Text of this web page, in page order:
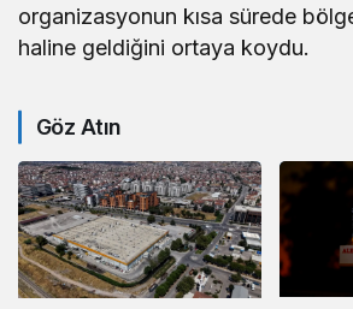
organizasyonun kısa sürede
haline geldiğini ortaya koydu.
Göz Atın